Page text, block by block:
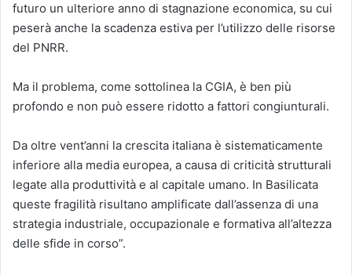
futuro un ulteriore anno di stagnazione economica, su cui
peserà anche la scadenza estiva per l’utilizzo delle risorse
del PNRR.
Ma il problema, come sottolinea la CGIA, è ben più
profondo e non può essere ridotto a fattori congiunturali.
Da oltre vent’anni la crescita italiana è sistematicamente
inferiore alla media europea, a causa di criticità strutturali
legate alla produttività e al capitale umano. In Basilicata
queste fragilità risultano amplificate dall’assenza di una
strategia industriale, occupazionale e formativa all’altezza
delle sfide in corso”.